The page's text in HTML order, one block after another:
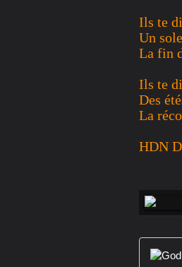
Ils te
Un
La fin
Ils te
Des
La
HDN